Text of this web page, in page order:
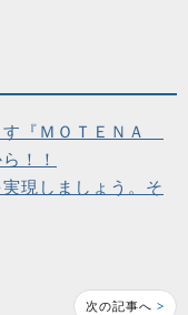
す『ＭＯＴＥＮＡ
！！
現しましょう。そ
次の記事へ >